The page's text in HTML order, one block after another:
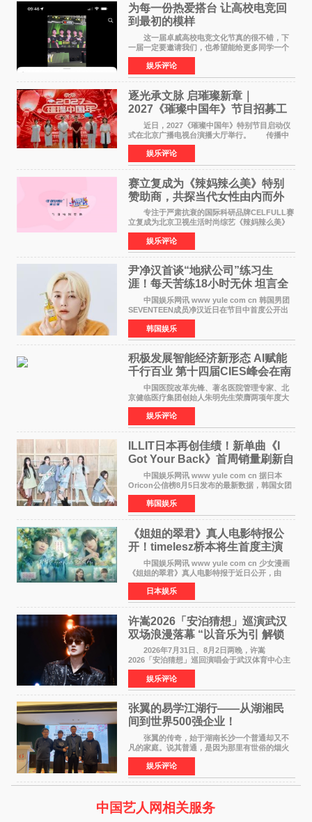
为每一份热爱搭台 让高校电竞回
到最初的模样
这一届卓威高校电竞文化节真的很不错，下
一届一定要邀请我们，也希望能给更多同学一个
来到现场的机会。 2026卓威高校电竞文化节
已经落下帷幕，在活动结束后，仍有不少高校电
竞社负责人和现
娱乐评论
逐光承文脉 启璀璨新章｜
2027《璀璨中国年》节目招募工
作圆满启动
近日，2027《璀璨中国年》特别节目启动仪
式在北京广播电视台演播大厅举行。 传播中
华优秀传统文化，弘扬纯正国风艺术，打造高规
格、高质感、正能量的文艺盛典，是璀璨中国年
矢志不渝的初心
娱乐评论
赛立复成为《辣妈辣么美》特别
赞助商，共探当代女性由内而外
活力美
专注于严肃抗衰的国际科研品牌CELFULL赛
立复成为北京卫视生活时尚综艺《辣妈辣么美》
的特别赞助商,明星辣妈袁咏仪倾情参与，向广大
都市女性传递健康生活新主张，寄语当代女性在
家庭与自我之间
娱乐评论
尹净汉首谈“地狱公司”练习生
涯！每天苦练18小时无休 坦言全
靠成员撑过来
中国娱乐网讯 www yule com cn 韩国男团
SEVENTEEN成员净汉近日在节目中首度公开出
道前的残酷练习生经历，并提及经纪公司Pledis
娱乐，引发广泛关注。 在8月2日播出的日本
TBS综艺节目《周
韩国娱乐
积极发展智能经济新形态 Al赋能
千行百业 第十四届CIES峰会在南
京盛大召开
中国医院改革先锋、著名医院管理专家、北
京健临医疗集团创始人朱明先生荣膺两项年度大
奖 2026年7月31日，盛夏金陵，长江之畔，
以重落地·真务实·强链接为主题的2026&lsquo;人
工智能+&rsquo
娱乐评论
ILLIT日本再创佳绩！新单曲《I
Got Your Back》首周销量刷新自
身纪录
中国娱乐网讯 www yule com cn 据日本
Oricon公信榜8月5日发布的最新数据，韩国女团
ILLIT在日本发行的第二张单曲《I Got Your
Back》首周销量达到71,009张，成功跻身最新一
期周单曲排行
韩国娱乐
《姐姐的翠君》真人电影特报公
开！timelesz桥本将生首度主演
12月4日上映
中国娱乐网讯 www yule com cn 少女漫画
《姐姐的翠君》真人电影特报于近日公开，由
timelesz成员桥本将生担任主演，这也是他首次
担任电影主演，引发高度关注。 女高中生咲
苗翠（中岛瑠菜
日本娱乐
许嵩2026「安泊猜想」巡演武汉
双场浪漫落幕 “以音乐为引 解锁
江城记忆”
2026年7月31日、8月2日两晚，许嵩
2026「安泊猜想」巡回演唱会于武汉体育中心主
体育场盛大开唱。许嵩与数万歌迷在此相聚，从
浪漫惬意的舞台设计到充满诚意与惊喜的现场互
动，共同开启了一场关于
娱乐评论
张翼的易学江湖行——从湖湘民
间到世界500强企业！
张翼的传奇，始于湖南长沙一个普通却又不
凡的家庭。说其普通，是因为那里有世俗的烟火
气；说其不凡，是因为家中有一位洞悉天地玄机
的长者——他的爷爷。作为当地的风水师，爷爷
是张翼走进易学
娱乐评论
中国艺人网相关服务